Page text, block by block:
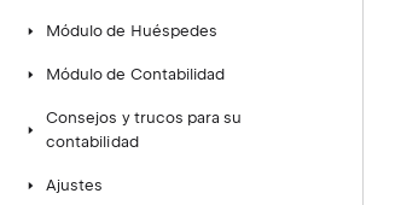
Módulo de Huéspedes
Módulo de Contabilidad
Consejos y trucos para su
contabilidad
Ajustes